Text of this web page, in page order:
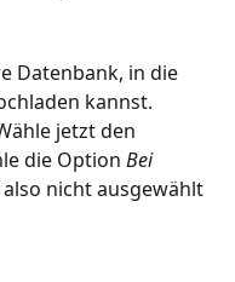
Datenbank, in die
kannst.
jetzt den
die Option Bei
nicht ausgewählt